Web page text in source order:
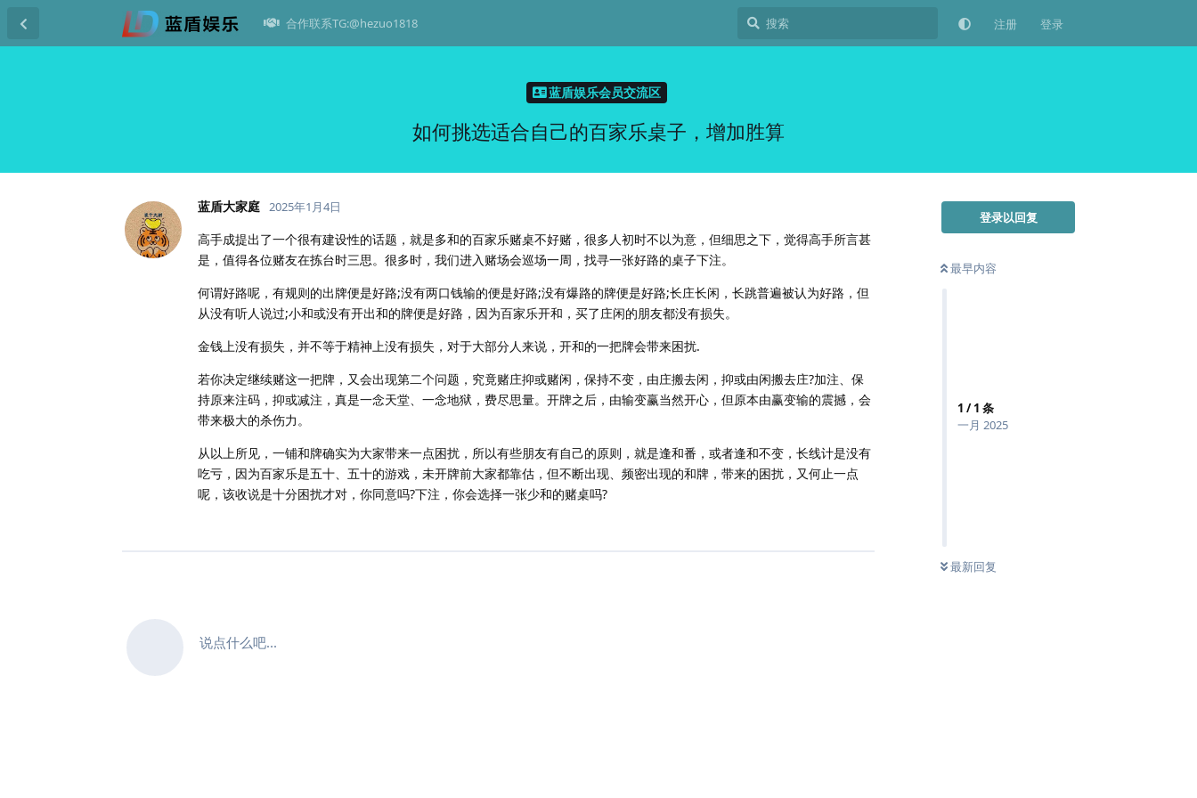
合作联系TG:@hezuo1818 注册 登录
蓝盾娱乐会员交流区
如何挑选适合自己的百家乐桌子，增加胜算
登录以回复
最早内容
1 /1 条
一月 2025
最新回复
蓝盾大家庭 2025年1月4日
高手成提出了一个很有建设性的话题，就是多和的百家乐赌桌不好赌，很多人初时不以为意，但细思之下，觉得高手所言甚
是，值得各位赌友在拣台时三思。很多时，我们进入赌场会巡场一周，找寻一张好路的桌子下注。
何谓好路呢，有规则的出牌便是好路;没有两口钱输的便是好路;没有爆路的牌便是好路;长庄长闲，长跳普遍被认为好路，但
从没有听人说过;小和或没有开出和的牌便是好路，因为百家乐开和，买了庄闲的朋友都没有损失。
金钱上没有损失，并不等于精神上没有损失，对于大部分人来说，开和的一把牌会带来困扰.
若你决定继续赌这一把牌，又会出现第二个问题，究竟赌庄抑或赌闲，保持不变，由庄搬去闲，抑或由闲搬去庄?加注、保
持原来注码，抑或减注，真是一念天堂、一念地狱，费尽思量。开牌之后，由输变赢当然开心，但原本由赢变输的震撼，会
带来极大的杀伤力。
从以上所见，一铺和牌确实为大家带来一点困扰，所以有些朋友有自己的原则，就是逢和番，或者逢和不变，长线计是没有
吃亏，因为百家乐是五十、五十的游戏，未开牌前大家都靠估，但不断出现、频密出现的和牌，带来的困扰，又何止一点
呢，该收说是十分困扰才对，你同意吗?下注，你会选择一张少和的赌桌吗?
说点什么吧...